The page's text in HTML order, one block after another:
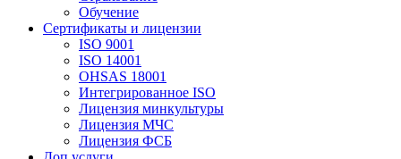
Обучение
Сертификаты и лицензии
ISO 9001
ISO 14001
OHSAS 18001
Интегрированное ISO
Лицензия минкультуры
Лицензия МЧС
Лицензия ФСБ